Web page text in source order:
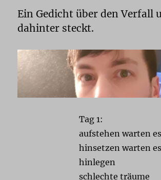
Ein Gedicht über den Verfall
dahinter steckt.
Tag 1:
aufstehen warten
hinsetzen warten
hinlegen
schlechte träume